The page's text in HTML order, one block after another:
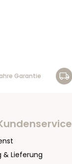
Garantie
& Lieferung